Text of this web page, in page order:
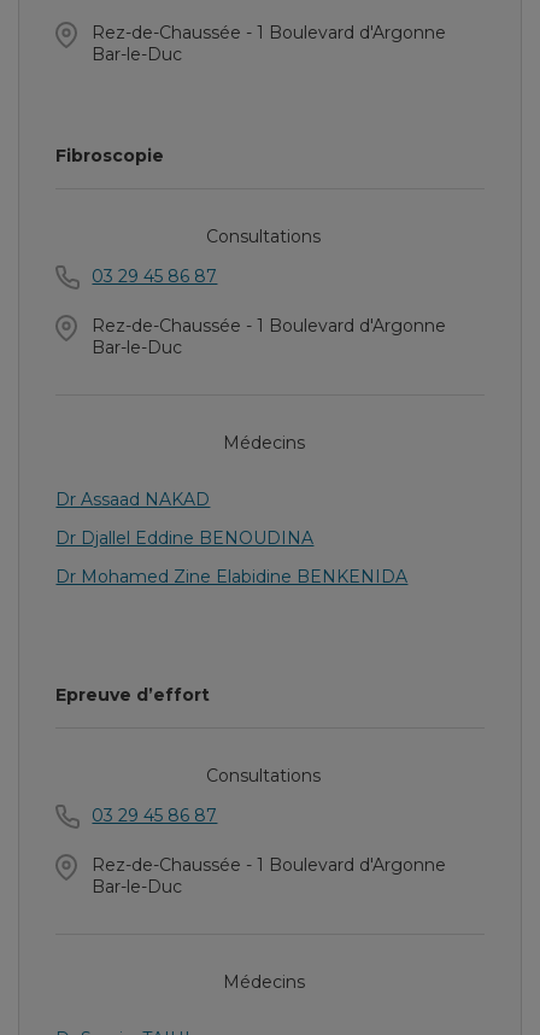
Rez-de-Chaussée - 1 Boulevard d'Argonne
Bar-le-Duc
Fibroscopie
Consultations
03 29 45 86 87
Rez-de-Chaussée - 1 Boulevard d'Argonne
Bar-le-Duc
Médecins
Dr Assaad NAKAD
Dr Djallel Eddine BENOUDINA
Dr Mohamed Zine Elabidine BENKENIDA
Epreuve d’effort
Consultations
03 29 45 86 87
Rez-de-Chaussée - 1 Boulevard d'Argonne
Bar-le-Duc
Médecins